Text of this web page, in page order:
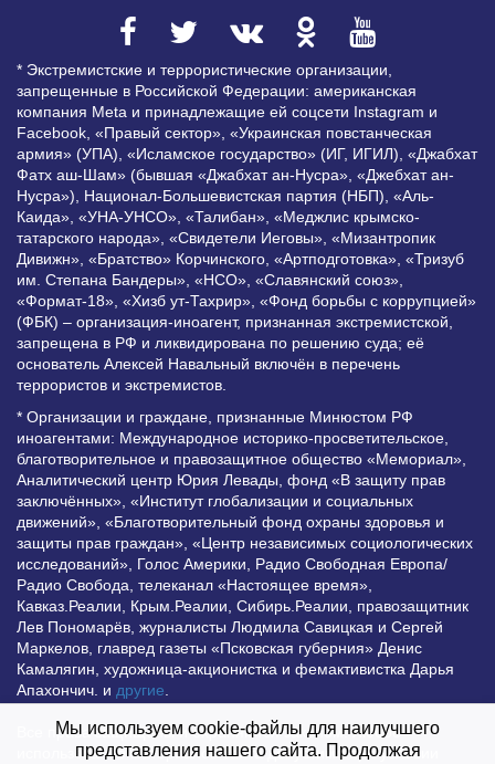
* Экстремистские и террористические организации,
запрещенные в Российской Федерации: американская
компания Meta и принадлежащие ей соцсети Instagram и
Facebook, «Правый сектор», «Украинская повстанческая
армия» (УПА), «Исламское государство» (ИГ, ИГИЛ), «Джабхат
Фатх аш-Шам» (бывшая «Джабхат ан-Нусра», «Джебхат ан-
Нусра»), Национал-Большевистская партия (НБП), «Аль-
Каида», «УНА-УНСО», «Талибан», «Меджлис крымско-
татарского народа», «Свидетели Иеговы», «Мизантропик
Дивижн», «Братство» Корчинского, «Артподготовка», «Тризуб
им. Степана Бандеры», «НСО», «Славянский союз»,
«Формат-18», «Хизб ут-Тахрир», «Фонд борьбы с коррупцией»
(ФБК) – организация-иноагент, признанная экстремистской,
запрещена в РФ и ликвидирована по решению суда; её
основатель Алексей Навальный включён в перечень
террористов и экстремистов.
* Организации и граждане, признанные Минюстом РФ
иноагентами: Международное историко-просветительское,
благотворительное и правозащитное общество «Мемориал»,
Аналитический центр Юрия Левады, фонд «В защиту прав
заключённых», «Институт глобализации и социальных
движений», «Благотворительный фонд охраны здоровья и
защиты прав граждан», «Центр независимых социологических
исследований», Голос Америки, Радио Свободная Европа/
Радио Свобода, телеканал «Настоящее время»,
Кавказ.Реалии, Крым.Реалии, Сибирь.Реалии, правозащитник
Лев Пономарёв, журналисты Людмила Савицкая и Сергей
Маркелов, главред газеты «Псковская губерния» Денис
Камалягин, художница-акционистка и фемактивистка Дарья
Апахончич. и другие.
Все права защищены и охраняются законом. Любое
использование материалов сайта допустимо при условии
Мы используем cookie-файлы для наилучшего
представления нашего сайта. Продолжая